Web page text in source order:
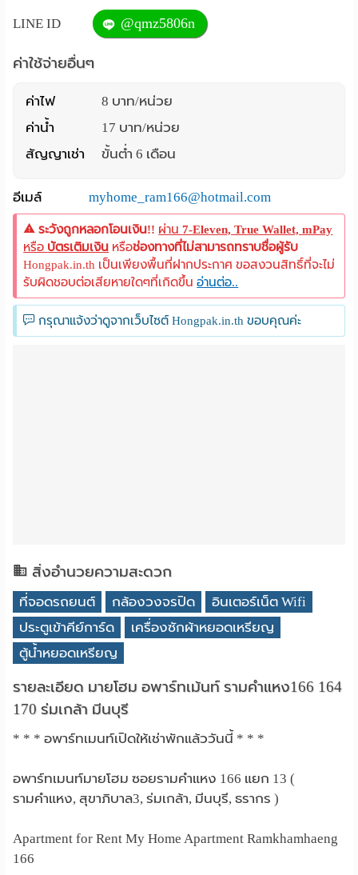
LINE ID @qmz5806n
ค่าใช้จ่ายอื่นๆ
ค่าไฟ
8 บาท/หน่วย
ค่าน้ำ
17 บาท/หน่วย
สัญญาเช่า
ขั้นต่ำ 6 เดือน
อีเมล์ myhome_ram166@hotmail.com
ระวังถูกหลอกโอนเงิน!! ผ่าน7-Eleven, True Wallet, mPay
หรือ บัตรเติมเงิน หรือช่องทางที่ไม่สามารถทราบชื่อผู้รับ
Hongpak.in.th เป็นเพียงพื้นที่ฝากประกาศ ขอสงวนสิทธิ์ที่จะไม่
รับผิดชอบต่อเสียหายใดๆที่เกิดขึ้นอ่านต่อ..
กรุณาแจ้งว่าดูจากเว็บไซต์ Hongpak.in.th ขอบคุณค่ะ
สิ่งอำนวยความสะดวก
ที่จอดรถยนต์ กล้องวงจรปิด
อินเตอร์เน็ต Wifi
ประตูเข้าคีย์การ์ด
เครื่องซักผ้าหยอดเหรียญ
ตู้น้ำหยอดเหรียญ
รายละเอียด มายโฮม อพาร์ทเม้นท์ รามคำแหง166 164
170 ร่มเกล้า มีนบุรี
* * * อพาร์ทเมนท์เปิดให้เช่าพักแล้ววันนี้ * * *
อพาร์ทเมนท์มายโฮม ซอยรามคำแหง 166 แยก 13 (
รามคำแหง, สุขาภิบาล3, ร่มเกล้า, มีนบุรี, ธรากร )
Apartment for Rent My Home Apartment Ramkhamhaeng
166